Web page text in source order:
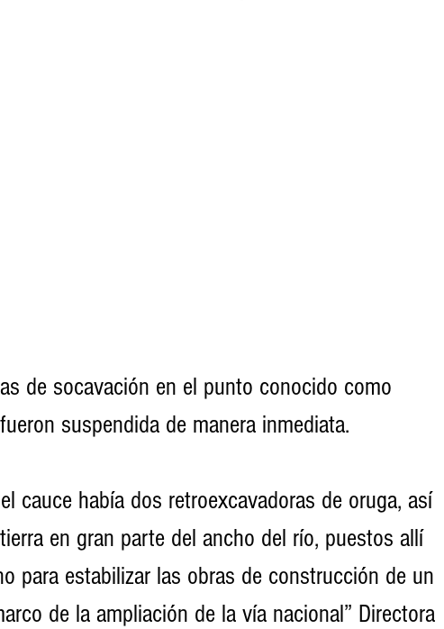
de socavación en el punto conocido como
suspendida de manera inmediata.
cauce había dos retroexcavadoras de oruga, así
en gran parte del ancho del río, puestos allí
para estabilizar las obras de construcción de un
de la ampliación de la vía nacional” Directora